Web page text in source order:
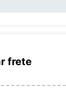
frete